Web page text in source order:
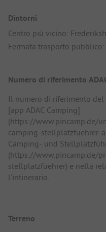
Dintorni
Centro più vicino:
Fermata trasporto pubblico:
Numero di riferimento
Il numero di riferimento
[app ADAC Camping]
(https://www.pincamp.de/
camping-stellplatzfuehrer-
Camping- und
(https://www.pincamp.de/
stellplatzfuehrer) e nella
l'intinerario.
Terreno